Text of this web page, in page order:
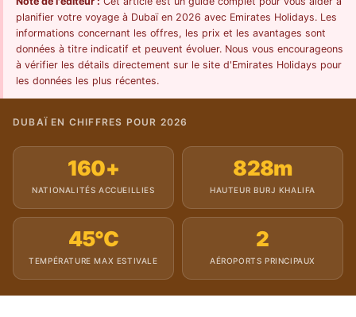
planifier votre voyage à Dubaï en 2026 avec Emirates Holidays. Les
informations concernant les offres, les prix et les avantages sont
données à titre indicatif et peuvent évoluer. Nous vous encourageons
à vérifier les détails directement sur le site d'Emirates Holidays pour
les données les plus récentes.
DUBAÏ EN CHIFFRES POUR 2026
160+
NATIONALITÉS ACCUEILLIES
828m
HAUTEUR BURJ KHALIFA
45°C
TEMPÉRATURE MAX ESTIVALE
2
AÉROPORTS PRINCIPAUX